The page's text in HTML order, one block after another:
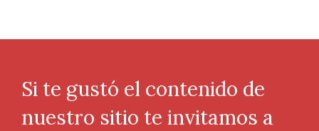
Si te gustó el contenido de
nuestro sitio te invitamos a